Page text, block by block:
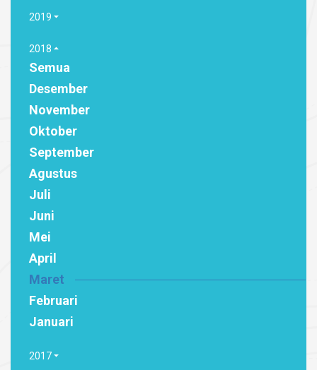
2019
2018
Semua
Desember
November
Oktober
September
Agustus
Juli
Juni
Mei
April
Maret
Februari
Januari
2017